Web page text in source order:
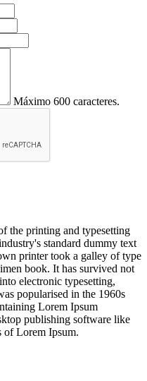
Máximo 600 caracteres.
the printing and typesetting
standard dummy text
printer took a galley of type
book. It has survived not
electronic typesetting,
popularised in the 1960s
Lorem Ipsum
publishing software like
of Lorem Ipsum.